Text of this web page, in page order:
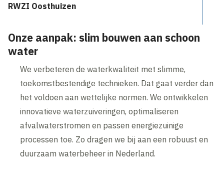
RWZI Oosthuizen
Onze aanpak: slim bouwen aan schoon
water
We verbeteren de waterkwaliteit met slimme,
toekomstbestendige technieken. Dat gaat verder dan
het voldoen aan wettelijke normen. We ontwikkelen
innovatieve waterzuiveringen, optimaliseren
afvalwaterstromen en passen energiezuinige
processen toe. Zo dragen we bij aan een robuust en
duurzaam waterbeheer in Nederland.